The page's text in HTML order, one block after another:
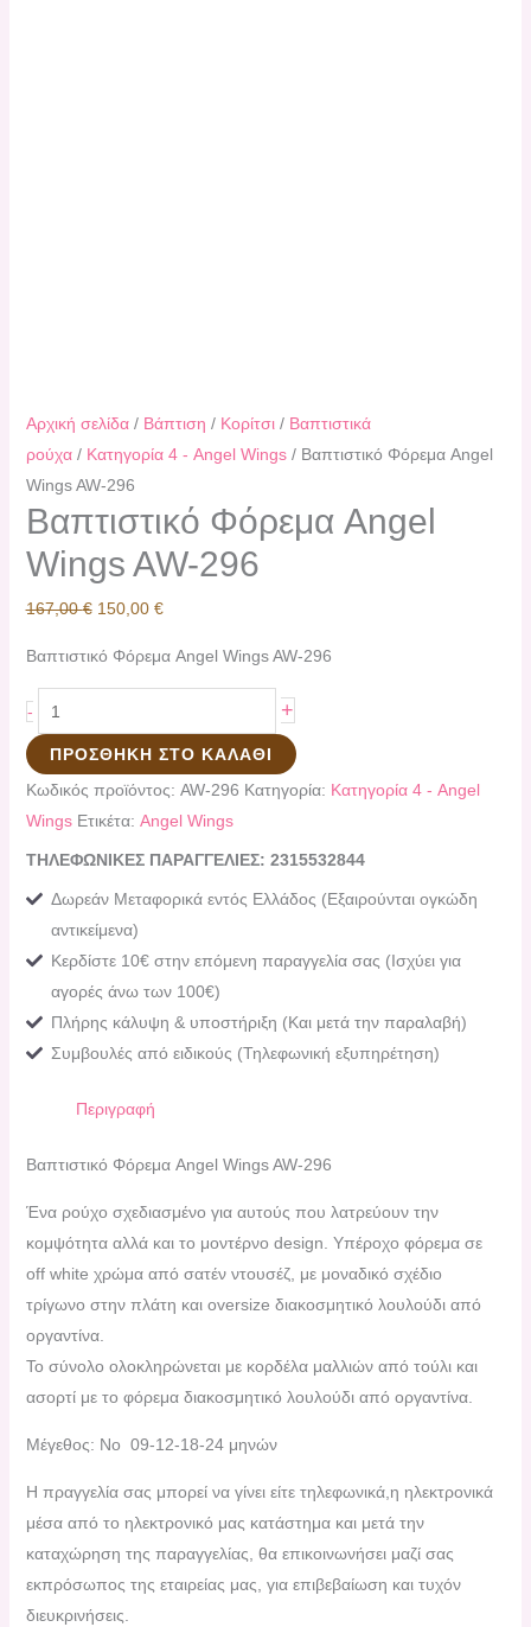
Αρχική σελίδα/ Βάπτιση / Κορίτσι/ Βαπτιστικά
ρούχα/ Κατηγορία 4 - Angel Wings/ Βαπτιστικό Φόρεμα Angel
Wings AW-296
Βαπτιστικό Φόρεμα Angel
Wings AW-296
167,00€ 150,00 €
Βαπτιστικό Φόρεμα Angel Wings AW-296
- +
ΠΡΟΣΘΉΚΗ ΣΤΟ ΚΑΛΆΘΙ
Κωδικός προϊόντος: AW-296 Κατηγορία: Κατηγορία 4 - Angel
Wings Ετικέτα: Angel Wings
ΤΗΛΕΦΩΝΙΚΕΣ ΠΑΡΑΓΓΕΛΙΕΣ: 2315532844
Δωρεάν Μεταφορικά εντός Ελλάδος (Εξαιρούνται ογκώδη
αντικείμενα)
Κερδίστε 10€ στην επόμενη παραγγελία σας (Ισχύει για
αγορές άνω των 100€)
Πλήρης κάλυψη & υποστήριξη (Και μετά την παραλαβή)
Συμβουλές από ειδικούς (Τηλεφωνική εξυπηρέτηση)
Περιγραφή
Βαπτιστικό Φόρεμα Angel Wings AW-296
Ένα ρούχο σχεδιασμένο για αυτούς που λατρεύουν την
κομψότητα αλλά και το μοντέρνο design. Υπέροχο φόρεμα σε
off white χρώμα από σατέν ντουσέζ, με μοναδικό σχέδιο
τρίγωνο στην πλάτη και oversize διακοσμητικό λουλούδι από
οργαντίνα.
Το σύνολο ολοκληρώνεται με κορδέλα μαλλιών από τούλι και
ασορτί με το φόρεμα διακοσμητικό λουλούδι από οργαντίνα.
Μέγεθος: Νο 09-12-18-24 μηνών
H πραγγελία σας μπορεί να γίνει είτε τηλεφωνικά,η ηλεκτρονικά
μέσα από το ηλεκτρονικό μας κατάστημα και μετά την
καταχώρηση της παραγγελίας, θα επικοινωνήσει μαζί σας
εκπρόσωπος της εταιρείας μας, για επιβεβαίωση και τυχόν
διευκρινήσεις.